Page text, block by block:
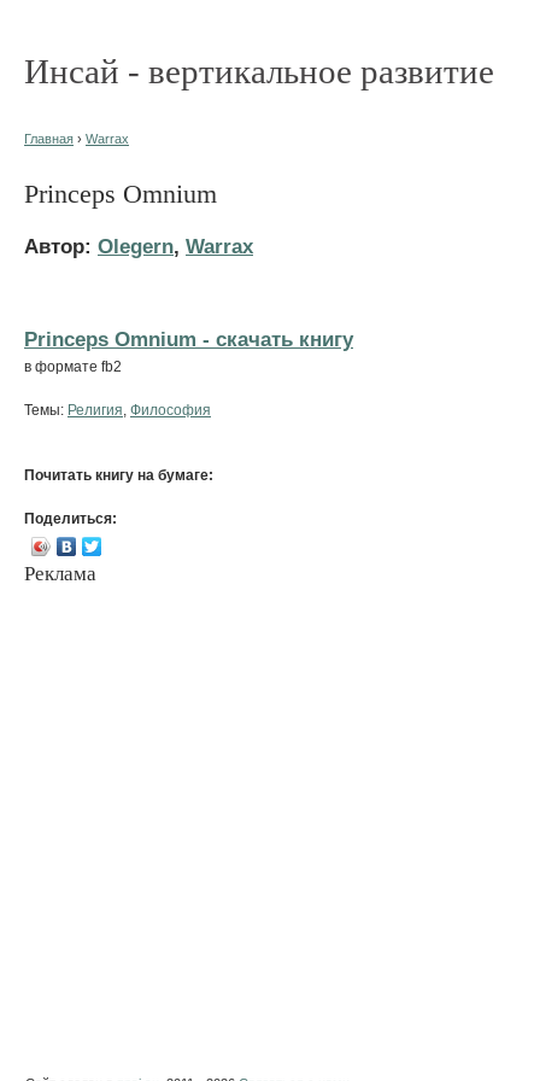
Инсай - вертикальное развитие
Главная › Warrax
Princeps Omnium
Автор: Olegern, Warrax
Princeps Omnium - cкачать книгу
в формате fb2
Темы: Религия Философия
Почитать книгу на бумаге:
Поделиться:
Реклама